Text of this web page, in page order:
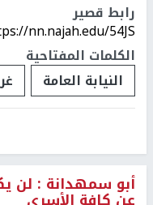
رابط قصير
nn.najah.edu/54JS/
الكلمات المفتاحية
النيابة العامة
أبو سمهدانة : لن